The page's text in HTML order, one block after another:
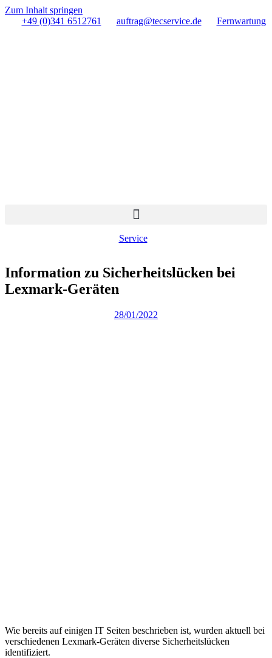
Zum Inhalt springen
+49 (0)341 6512761
auftrag@tecservice.de Fernwartung
Service
Information zu Sicherheitslücken bei
Lexmark-Geräten
28/01/2022
Wie bereits auf einigen IT Seiten beschrieben ist, wurden aktuell bei
verschiedenen Lexmark-Geräten diverse Sicherheitslücken
identifiziert.